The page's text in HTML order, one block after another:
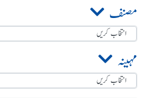
مصنف
مہینہ